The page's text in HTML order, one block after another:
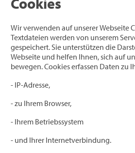
Wir verwenden auf unserer Webseite
Textdateien werden von unserem
gespeichert. Sie unterstützen die
Webseite und helfen Ihnen, sich auf
bewegen. Cookies erfassen Daten zu
- IP-Adresse,
- zu Ihrem Browser,
- Ihrem Betriebssystem
- und Ihrer Internetverbindung.